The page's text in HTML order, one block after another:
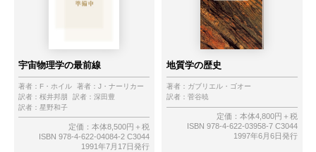
宇宙物理学の最前線
著者： F・ホイル 著者： J・ナーリカー
訳者： 桜井邦朋 訳者： 深田豊
訳者： 星野和子
定価：本体8,500円＋税
ISBN 978-4-622-04084-2 C3044
1991年7月17日発行
地質学の歴史
著者： ガブリエル・ゴオー
訳者： 菅谷暁
定価：本体4,800円＋税
ISBN 978-4-622-03958-7 C3044
1997年6月6日発行